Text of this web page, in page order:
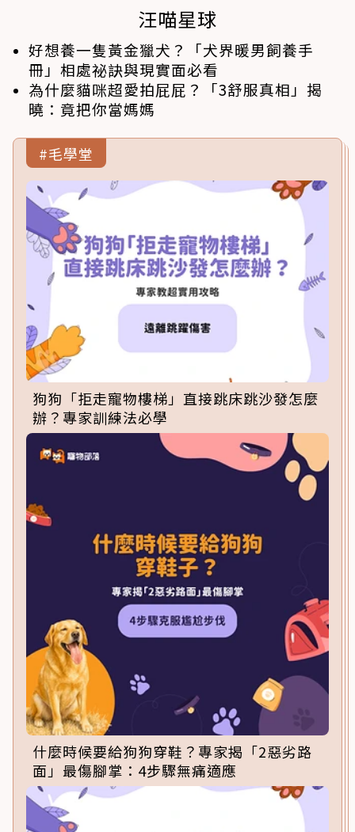
汪喵星球
好想養一隻黃金獵犬？「犬界暖男飼養手
冊」相處祕訣與現實面必看
為什麼貓咪超愛拍屁屁？「3舒服真相」揭
曉：竟把你當媽媽
#毛學堂
狗狗「拒走寵物樓梯」直接跳床跳沙發怎麼
辦？專家訓練法必學
什麼時候要給狗狗穿鞋？專家揭「2惡劣路
面」最傷腳掌：4步驟無痛適應